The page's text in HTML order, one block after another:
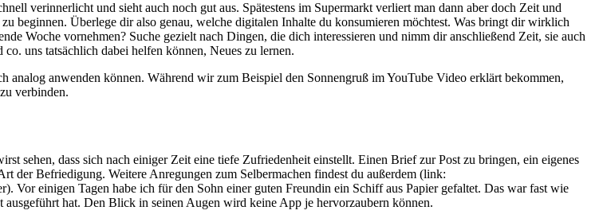
verinnerlicht und sieht auch noch gut aus. Spätestens im Supermarkt verliert man dann aber doch Zeit und
beginnen. Überlege dir also genau, welche digitalen Inhalte du konsumieren möchtest. Was bringt dir wirklich
Woche vornehmen? Suche gezielt nach Dingen, die dich interessieren und nimm dir anschließend Zeit, sie auch
uns tatsächlich dabei helfen können, Neues zu lernen.
anwenden können. Während wir zum Beispiel den Sonnengruß im YouTube Video erklärt bekommen,
verbinden.
sehen, dass sich nach einiger Zeit eine tiefe Zufriedenheit einstellt. Einen Brief zur Post zu bringen, ein eigenes
der Befriedigung. Weitere Anregungen zum Selbermachen findest du außerdem (link:
Vor einigen Tagen habe ich für den Sohn einer guten Freundin ein Schiff aus Papier gefaltet. Das war fast wie
hat. Den Blick in seinen Augen wird keine App je hervorzaubern können.